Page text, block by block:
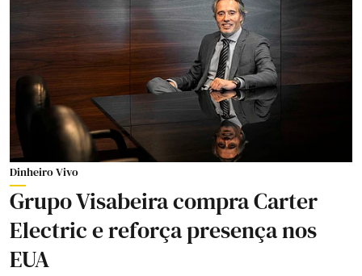
Dinheiro Vivo
Grupo Visabeira compra Carter
Electric e reforça presença nos
EUA